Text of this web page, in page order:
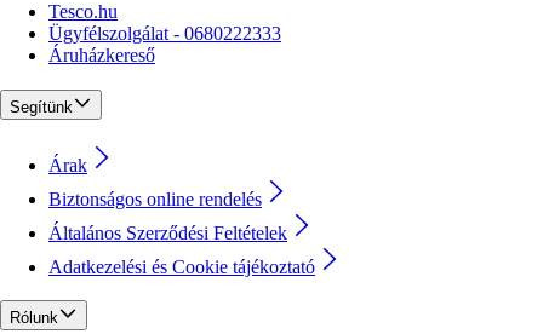
Tesco.hu
Ügyfélszolgálat - 0680222333
Áruházkereső
Segítünk
Árak
Biztonságos online rendelés
Általános Szerződési Feltételek
Adatkezelési és Cookie tájékoztató
Rólunk